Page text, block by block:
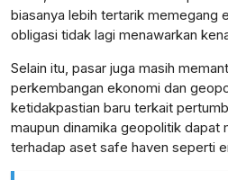
biasanya lebih tertarik memegang
obligasi tidak lagi menawarkan
Selain itu, pasar juga masih
perkembangan ekonomi dan
ketidakpastian baru terkait
maupun dinamika geopolitik dapat
terhadap aset safe haven seperti